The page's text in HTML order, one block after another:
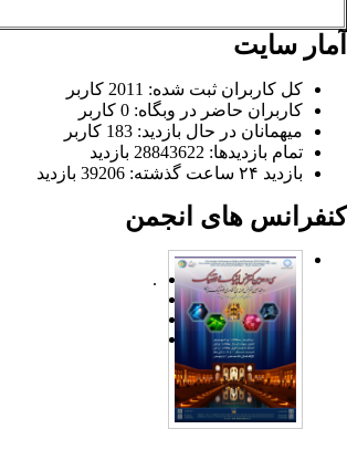
آمار سایت
کل کاربران ثبت شده: 2011 کاربر
کاربران حاضر در وبگاه: 0 کاربر
میهمانان در حال بازدید: 183 کاربر
تمام بازدید‌ها: 28843622 بازدید
بازدید ۲۴ ساعت گذشته: 39206 بازدید
کنفرانس های انجمن
.